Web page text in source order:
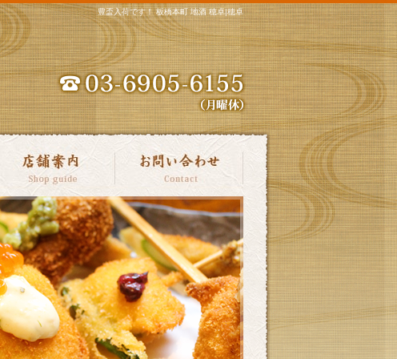
豊盃入荷です！ 板橋本町 地酒 穂卓|穂卓